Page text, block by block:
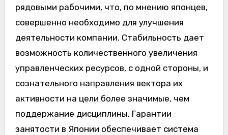
рядовыми рабочими, что, по мнению японцев,
совершенно необходимо для улучшения
деятельности компании. Стабильность дает
возможность количественного увеличения
управленческих ресурсов, с одной стороны, и
сознательного направления вектора их
активности на цели более значимые, чем
поддержание дисциплины. Гарантии
занятости в Японии обеспечивает система